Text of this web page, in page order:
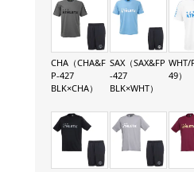
CHA（CHA&F
P-427
BLK×CHA）
SAX（SAX&FP
-427
BLK×WHT）
WHT/
49）